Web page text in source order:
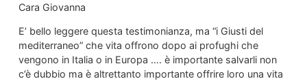
Cara Giovanna
E’ bello leggere questa testimonianza, ma “i Giusti del
mediterraneo” che vita offrono dopo ai profughi che
vengono in Italia o in Europa …. è importante salvarli non
c’è dubbio ma è altrettanto importante offrire loro una vita